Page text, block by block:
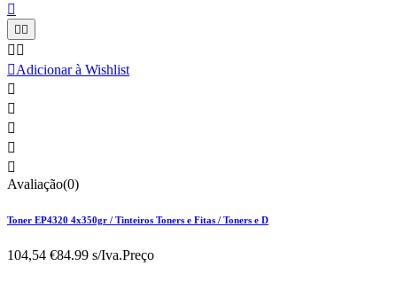


 
Adicionar à Wishlist





Avaliação(0)
Toner EP4320 4x350gr / Tinteiros Toners e Fitas / Toners e D
104,54 €84.99 s/Iva.Preço